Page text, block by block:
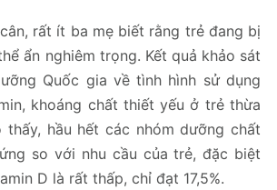
rất ít ba mẹ biết rằng trẻ đang bị
ẩn nghiêm trọng. Kết quả khảo sát
Quốc gia về tình hình sử dụng
khoáng chất thiết yếu ở trẻ thừa
thấy, hầu hết các nhóm dưỡng chất
so với nhu cầu của trẻ, đặc biệt
D là rất thấp, chỉ đạt 17,5%.